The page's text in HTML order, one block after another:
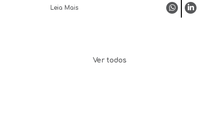
Leia Mais
Ver todos